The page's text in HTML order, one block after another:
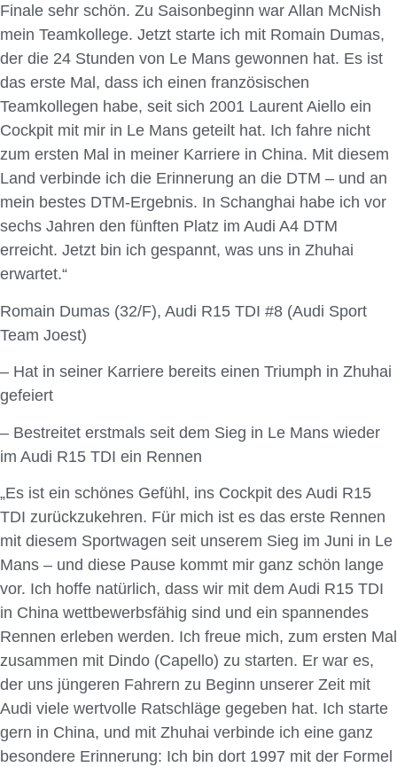
Finale sehr schön. Zu Saisonbeginn war Allan McNish
mein Teamkollege. Jetzt starte ich mit Romain Dumas,
der die 24 Stunden von Le Mans gewonnen hat. Es ist
das erste Mal, dass ich einen französischen
Teamkollegen habe, seit sich 2001 Laurent Aiello ein
Cockpit mit mir in Le Mans geteilt hat. Ich fahre nicht
zum ersten Mal in meiner Karriere in China. Mit diesem
Land verbinde ich die Erinnerung an die DTM – und an
mein bestes DTM-Ergebnis. In Schanghai habe ich vor
sechs Jahren den fünften Platz im Audi A4 DTM
erreicht. Jetzt bin ich gespannt, was uns in Zhuhai
erwartet.“
Romain Dumas (32/F), Audi R15 TDI #8 (Audi Sport
Team Joest)
– Hat in seiner Karriere bereits einen Triumph in Zhuhai
gefeiert
– Bestreitet erstmals seit dem Sieg in Le Mans wieder
im Audi R15 TDI ein Rennen
„Es ist ein schönes Gefühl, ins Cockpit des Audi R15
TDI zurückzukehren. Für mich ist es das erste Rennen
mit diesem Sportwagen seit unserem Sieg im Juni in Le
Mans – und diese Pause kommt mir ganz schön lange
vor. Ich hoffe natürlich, dass wir mit dem Audi R15 TDI
in China wettbewerbsfähig sind und ein spannendes
Rennen erleben werden. Ich freue mich, zum ersten Mal
zusammen mit Dindo (Capello) zu starten. Er war es,
der uns jüngeren Fahrern zu Beginn unserer Zeit mit
Audi viele wertvolle Ratschläge gegeben hat. Ich starte
gern in China, und mit Zhuhai verbinde ich eine ganz
besondere Erinnerung: Ich bin dort 1997 mit der Formel